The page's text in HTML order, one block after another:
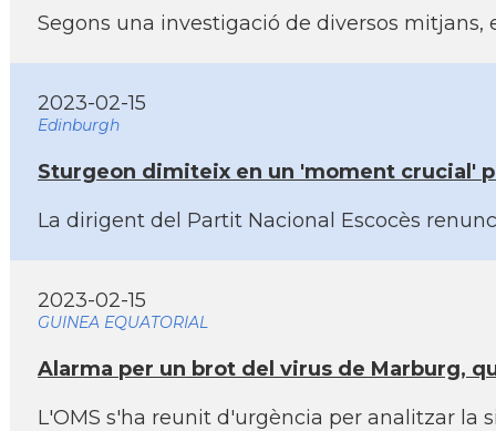
Segons una investigació de diversos
2023-02-15
Edinburgh
Sturgeon dimiteix en un 'moment crucial'
La dirigent del Partit Nacional Escocès
2023-02-15
GUINEA EQUATORIAL
Alarma per un brot del virus de Marburg,
L'OMS s'ha reunit d'urgència per analitzar